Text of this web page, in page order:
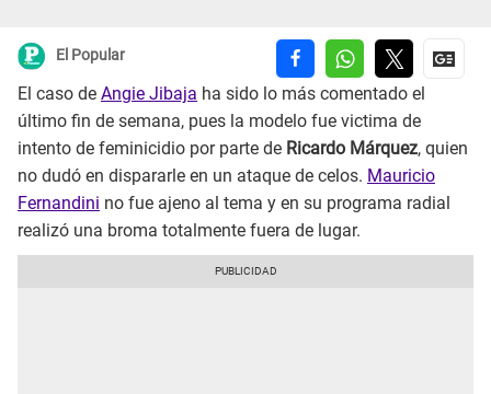
El Popular
El caso de Angie Jibaja ha sido lo más comentado el
último fin de semana, pues la modelo fue victima de
intento de feminicidio por parte de Ricardo Márquez, quien
no dudó en dispararle en un ataque de celos. Mauricio
Fernandini no fue ajeno al tema y en su programa radial
realizó una broma totalmente fuera de lugar.